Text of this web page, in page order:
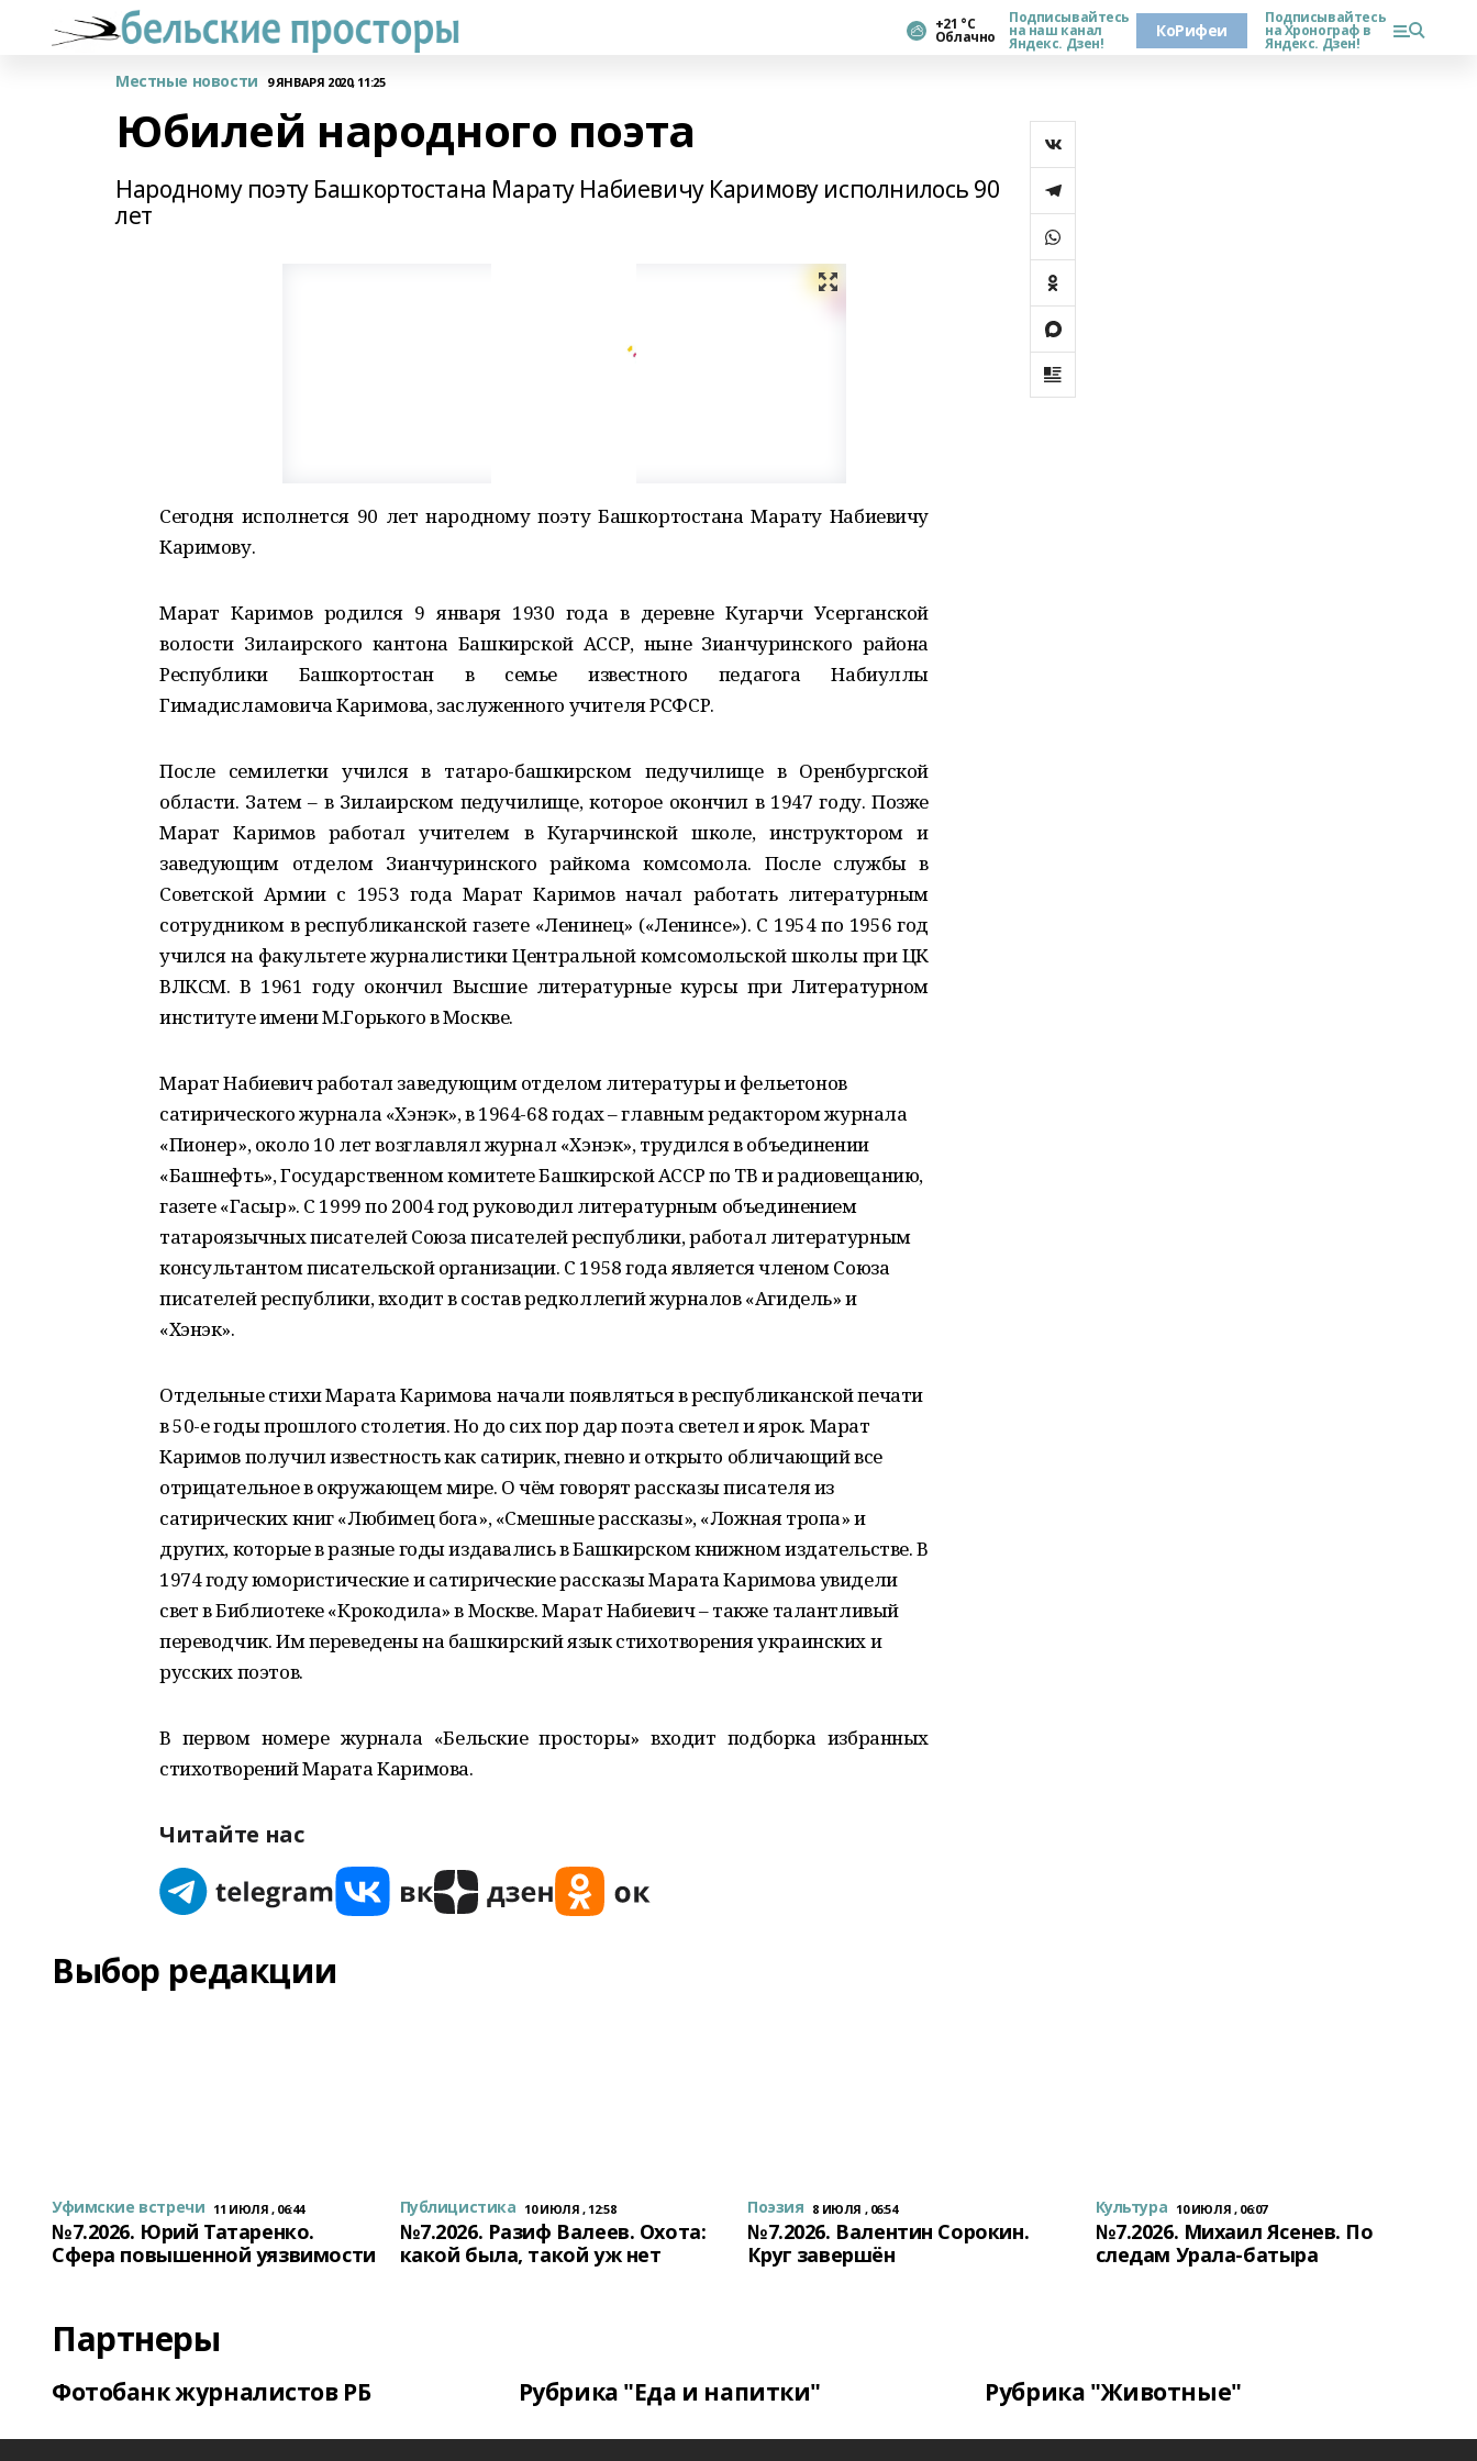
+21 °С
Облачно
Подписывайтесь
на наш канал
Яндекс. Дзен!
КоРифеи
Подписывайтесь
на Хронограф в
Яндекс. Дзен!
Местные новости 9 ЯНВАРЯ 2020, 11:25
Юбилей народного поэта
Народному поэту Башкортостана Марату Набиевичу Каримову исполнилось 90
лет
Сегодня исполнется 90 лет народному поэту Башкортостана Марату Набиевичу
Каримову.
Марат Каримов родился 9 января 1930 года в деревне Кугарчи Усерганской
волости Зилаирского кантона Башкирской АССР, ныне Зианчуринского района
Республики Башкортостан в семье известного педагога Набиуллы
Гимадисламовича Каримова, заслуженного учителя РСФСР.
После семилетки учился в татаро-башкирском педучилище в Оренбургской
области. Затем – в Зилаирском педучилище, которое окончил в 1947 году. Позже
Марат Каримов работал учителем в Кугарчинской школе, инструктором и
заведующим отделом Зианчуринского райкома комсомола. После службы в
Советской Армии с 1953 года Марат Каримов начал работать литературным
сотрудником в республиканской газете «Ленинец» («Ленинсе»). С 1954 по 1956 год
учился на факультете журналистики Центральной комсомольской школы при ЦК
ВЛКСМ. В 1961 году окончил Высшие литературные курсы при Литературном
институте имени М.Горького в Москве.
Марат Набиевич работал заведующим отделом литературы и фельетонов
сатирического журнала «Хэнэк», в 1964-68 годах – главным редактором журнала
«Пионер», около 10 лет возглавлял журнал «Хэнэк», трудился в объединении
«Башнефть», Государственном комитете Башкирской АССР по ТВ и радиовещанию,
газете «Гасыр». С 1999 по 2004 год руководил литературным объединением
татароязычных писателей Союза писателей республики, работал литературным
консультантом писательской организации. С 1958 года является членом Союза
писателей республики, входит в состав редколлегий журналов «Агидель» и
«Хэнэк».
Отдельные стихи Марата Каримова начали появляться в республиканской печати
в 50-е годы прошлого столетия. Но до сих пор дар поэта светел и ярок. Марат
Каримов получил известность как сатирик, гневно и открыто обличающий все
отрицательное в окружающем мире. О чём говорят рассказы писателя из
сатирических книг «Любимец бога», «Смешные рассказы», «Ложная тропа» и
других, которые в разные годы издавались в Башкирском книжном издательстве. В
1974 году юмористические и сатирические рассказы Марата Каримова увидели
свет в Библиотеке «Крокодила» в Москве. Марат Набиевич – также талантливый
переводчик. Им переведены на башкирский язык стихотворения украинских и
русских поэтов.
В первом номере журнала «Бельские просторы» входит подборка избранных
стихотворений Марата Каримова.
Читайте нас
Выбор редакции
Уфимские встречи 11 ИЮЛЯ , 06:44
№7.2026. Юрий Татаренко.
Сфера повышенной уязвимости
Публицистика 10 ИЮЛЯ , 12:58
№7.2026. Разиф Валеев. Охота:
какой была, такой уж нет
Поэзия 8 ИЮЛЯ , 06:54
№7.2026. Валентин Сорокин.
Круг завершён
Культура 10 ИЮЛЯ , 06:07
№7.2026. Михаил Ясенев. По
следам Урала-батыра
Партнеры
Фотобанк журналистов РБ Рубрика "Еда и напитки" Рубрика "Животные"